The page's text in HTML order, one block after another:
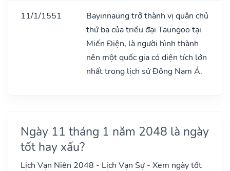
11/1/1551
Bayinnaung trở thành vị quân chủ
thứ ba của triều đại Taungoo tại
Miến Điện, là người hình thành
nên một quốc gia có diện tích lớn
nhất trong lịch sử Đông Nam Á.
Ngày 11 tháng 1 năm 2048 là ngày
tốt hay xấu?
Lịch Vạn Niên 2048 - Lịch Vạn Sự - Xem ngày tốt